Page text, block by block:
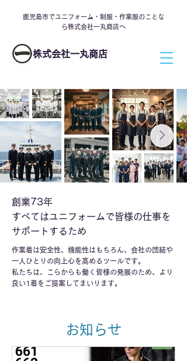
株式会社一丸商店
鹿児島市でユニフォーム・制服・作業服のことな
ら株式会社一丸商店へ
創業73年
すべてはユニフォームで皆様の仕事を
サポートするため
作業着は安全性、機能性はもちろん、会社の団結や
一人ひとりの向上心を高めるツールです。
私たちは、こらからも働く皆様の発展のため、より
良い1着をご提案してまいります。
​お知らせ